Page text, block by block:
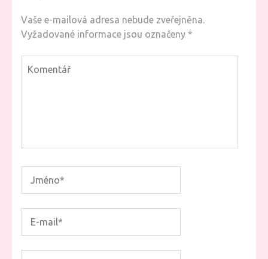
Vaše e-mailová adresa nebude zveřejněna.
Vyžadované informace jsou označeny *